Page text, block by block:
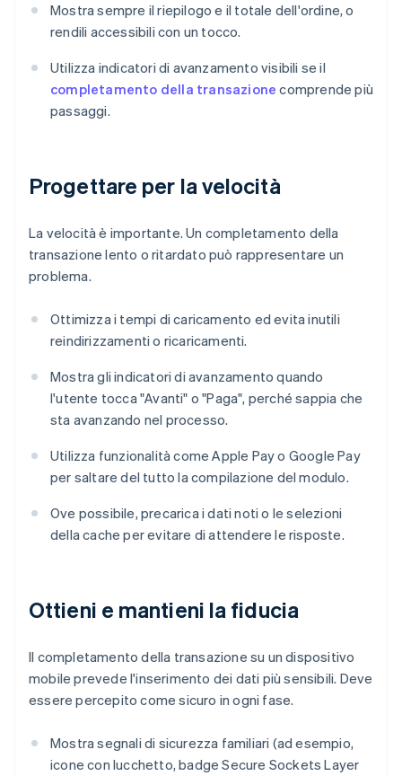
Mostra sempre il riepilogo e il totale dell'ordine, o
rendili accessibili con un tocco.
Utilizza indicatori di avanzamento visibili se il
completamento della transazione comprende più
passaggi.
Progettare per la velocità
La velocità è importante. Un completamento della
transazione lento o ritardato può rappresentare un
problema.
Ottimizza i tempi di caricamento ed evita inutili
reindirizzamenti o ricaricamenti.
Mostra gli indicatori di avanzamento quando
l'utente tocca "Avanti" o "Paga", perché sappia che
sta avanzando nel processo.
Utilizza funzionalità come Apple Pay o Google Pay
per saltare del tutto la compilazione del modulo.
Ove possibile, precarica i dati noti o le selezioni
della cache per evitare di attendere le risposte.
Ottieni e mantieni la fiducia
Il completamento della transazione su un dispositivo
mobile prevede l'inserimento dei dati più sensibili. Deve
essere percepito come sicuro in ogni fase.
Mostra segnali di sicurezza familiari (ad esempio,
icone con lucchetto, badge Secure Sockets Layer